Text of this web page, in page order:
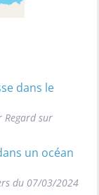
dans le
Regard sur
un océan
du 07/03/2024